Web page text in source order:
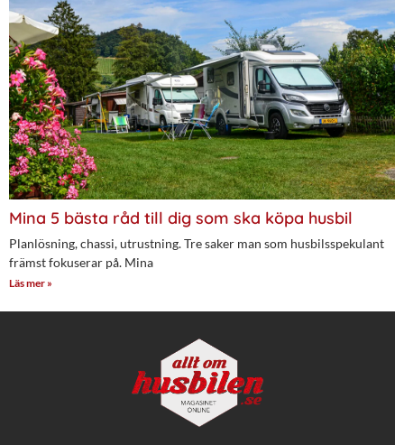
Mina 5 bästa råd till dig som ska köpa husbil
Planlösning, chassi, utrustning. Tre saker man som husbilsspekulant
främst fokuserar på. Mina
Läs mer »